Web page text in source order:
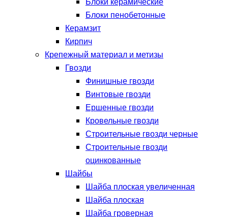
Блоки пенобетонные
Керамзит
Кирпич
Крепежный материал и метизы
Гвозди
Финишные гвозди
Винтовые гвозди
Ершенные гвозди
Кровельные гвозди
Строительные гвозди черные
Строительные гвозди
оцинкованные
Шайбы
Шайба плоская увеличенная
Шайба плоская
Шайба гроверная